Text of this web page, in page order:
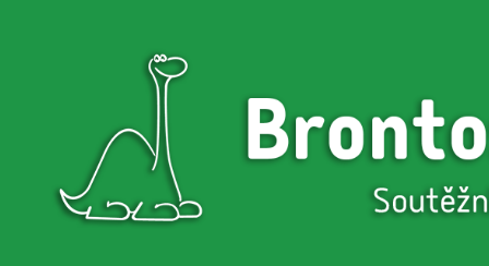
Brontosaurus
Brontosaurus